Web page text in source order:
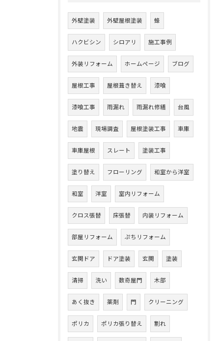
外壁塗装 外壁屋根塗装 蜂
ハクビシン シロアリ 施工事例
外装リフォーム ホームページ ブログ
屋根工事 屋根葺き替え 漆喰
漆喰工事 雨漏れ 雨漏れ修繕 台風
地震 現場調査 屋根塗装工事 車庫
車庫屋根 スレート 塗装工事
塗り替え フローリング 和室から洋室
和室 洋室 室内リフォーム
クロス張替 床張替 内装リフォーム
部屋リフォーム ぷちリフォーム
玄関ドア ドア塗装 玄関 塗装
清掃 洗い 数奇屋門 木部
あく抜き 薬剤 門 クリーニング
ポリカ ポリカ張り替え 割れ